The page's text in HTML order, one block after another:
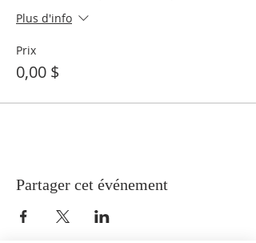
Plus d'info
Prix
0,00 $
Partager cet événement